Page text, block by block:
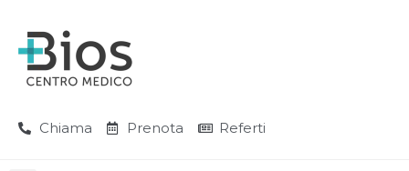
Chiama Prenota Referti